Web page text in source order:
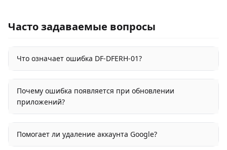
Часто задаваемые вопросы
Что означает ошибка DF-DFERH-01?
Почему ошибка появляется при обновлении
приложений?
Помогает ли удаление аккаунта Google?